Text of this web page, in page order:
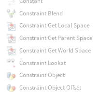
Constraint Blend
Constraint Get Local Space
Constraint Get Parent Space
Constraint Get World Space
Constraint Lookat
Constraint Object
Constraint Object Offset